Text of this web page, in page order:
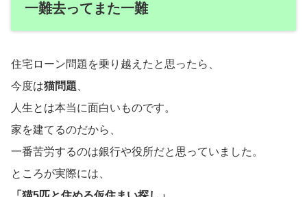
一難去ってまた一難
住宅ローン問題を乗り越えたと思ったら、
今度は猫問題
人生とは本当に面白いものです。
家を建てるのだから、
一番苦労するのは銀行や役所だと思っていました。
ところが実際には、